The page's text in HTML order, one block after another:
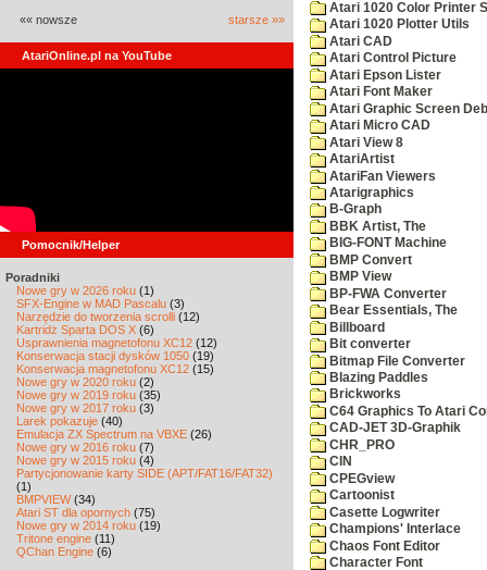
«« nowsze starsze »»
AtariOnline.pl na YouTube
Pomocnik/Helper
Poradniki
Nowe gry w 2026 roku (1)
SFX-Engine w MAD Pascalu (3)
Narzędzie do tworzenia scrolli (12)
Kartridż Sparta DOS X (6)
Usprawnienia magnetofonu XC12 (12)
Konserwacja stacji dysków 1050 (19)
Konserwacja magnetofonu XC12 (15)
Nowe gry w 2020 roku (2)
Nowe gry w 2019 roku (35)
Nowe gry w 2017 roku (3)
Larek pokazuje (40)
Emulacja ZX Spectrum na VBXE (26)
Nowe gry w 2016 roku (7)
Nowe gry w 2015 roku (4)
Partycjonowanie karty SIDE (APT/FAT16/FAT32)
(1)
BMPVIEW(34)
Atari ST dla opornych (75)
Nowe gry w 2014 roku (19)
Tritone engine (11)
QChan Engine (6)
Atari 1020 Color Printer
Atari 1020 Plotter Utils
Atari CAD
Atari Control Picture
Atari Epson Lister
Atari Font Maker
Atari Graphic Screen
Atari Micro CAD
Atari View 8
AtariArtist
AtariFan Viewers
Atarigraphics
B-Graph
BBK Artist, The
BIG-FONT Machine
BMP Convert
BMP View
BP-FWA Converter
Bear Essentials, The
Billboard
Bit converter
Bitmap File Converter
Blazing Paddles
Brickworks
C64 Graphics To Atari
CAD-JET 3D-Graphik
CHR_PRO
CIN
CPEGview
Cartoonist
Casette Logwriter
Champions' Interlace
Chaos Font Editor
Character Font